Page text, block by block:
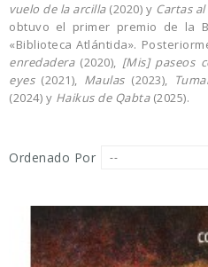
vuelo de la arcilla(2020) y Cartas
obtuvo el primer premio de la
«Biblioteca Atlántida».
enredadera(2020), [Mis] paseos
eyes(2021), Maulas(2023),
(2024) y Haikus de Qabta(2025).
Ordenado Por --